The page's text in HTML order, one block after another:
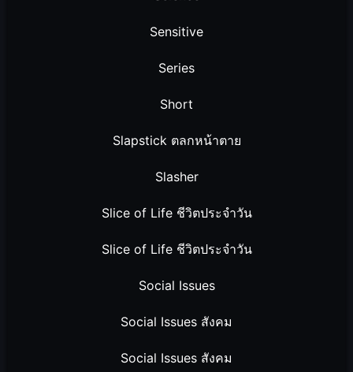
Sensitive
Series
Short
Slapstick ตลกหน้าตาย
Slasher
Slice of Life ชีวิตประจำวัน
Slice of Life ชีวิตประจำวัน
Social Issues
Social Issues สังคม
Social Issues สังคม